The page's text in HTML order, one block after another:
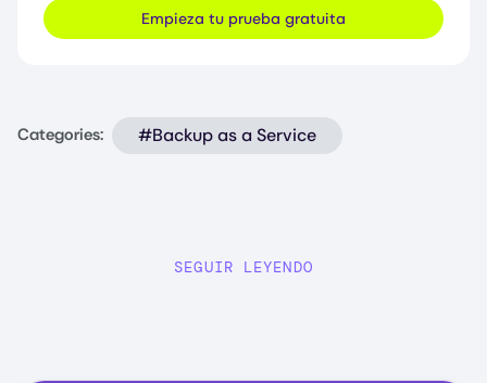
Empieza tu prueba gratuita
Categories: #Backup as a Service
SEGUIR LEYENDO